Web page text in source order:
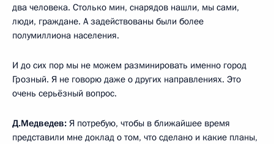
два человека. Столько мин, снарядов нашли, мы сами,
люди, граждане. А задействованы были более
полумиллиона населения.
И до сих пор мы не можем разминировать именно город
Грозный. Я не говорю даже о других направлениях. Это
очень серьёзный вопрос.
Д.Медведев: Я потребую, чтобы в ближайшее время
представили мне доклад о том, что сделано и какие планы,